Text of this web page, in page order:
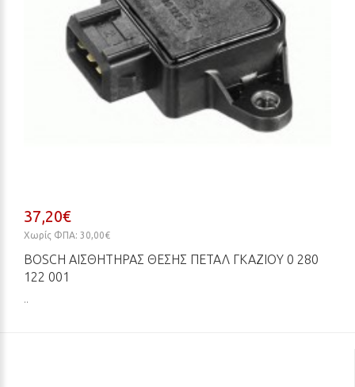
37,20€
Χωρίς ΦΠΑ: 30,00€
BOSCH ΑΙΣΘΗΤΉΡΑΣ ΘΈΣΗΣ ΠΕΤΑΛ ΓΚΑΖΙΟΎ 0 280
122 001
..